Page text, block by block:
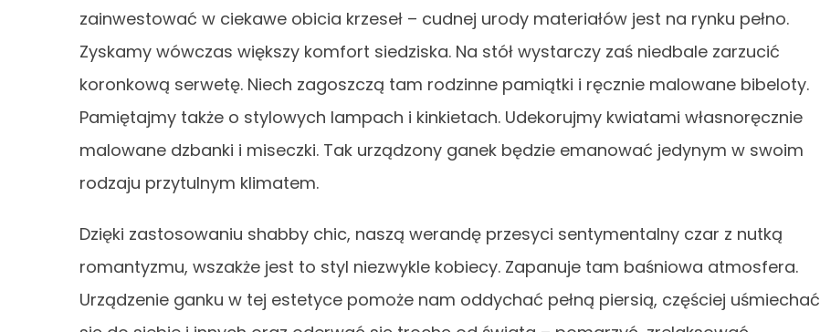
zainwestować w ciekawe obicia krzeseł – cudnej urody materiałów jest na rynku pełno.
Zyskamy wówczas większy komfort siedziska. Na stół wystarczy zaś niedbale zarzucić
koronkową serwetę. Niech zagoszczą tam rodzinne pamiątki i ręcznie malowane bibeloty.
Pamiętajmy także o stylowych lampach i kinkietach. Udekorujmy kwiatami własnoręcznie
malowane dzbanki i miseczki. Tak urządzony ganek będzie emanować jedynym w swoim
rodzaju przytulnym klimatem.
Dzięki zastosowaniu shabby chic, naszą werandę przesyci sentymentalny czar z nutką
romantyzmu, wszakże jest to styl niezwykle kobiecy. Zapanuje tam baśniowa atmosfera.
Urządzenie ganku w tej estetyce pomoże nam oddychać pełną piersią, częściej uśmiechać